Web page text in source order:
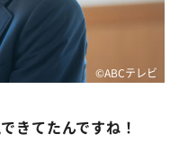
©️ABCテレビ
きてたんですね！